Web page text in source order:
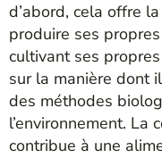
d’abord, cela offre
produire ses
cultivant ses
sur la manière dont
des méthodes
l’environnement. La
contribue à une